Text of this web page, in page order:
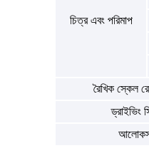
চিত্র এবং পরিমাপ
রৈখিক স্কেল
ড্রাইভিং